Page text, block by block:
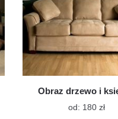
wybrać
na
stronie
Obraz drzewo i
od: 180 złTen